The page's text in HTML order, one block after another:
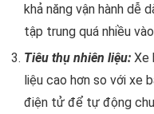
khả năng vận hành dễ
tập trung quá nhiều
Tiêu thụ nhiên liệu: Xe
liệu cao hơn so với xe
điện tử để tự động